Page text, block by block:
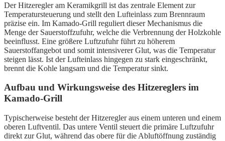
Der Hitzeregler am Keramikgrill ist das zentrale Element zur
Temperatursteuerung und stellt den Lufteinlass zum Brennraum
präzise ein. Im Kamado-Grill reguliert dieser Mechanismus die
Menge der Sauerstoffzufuhr, welche die Verbrennung der Holzkohle
beeinflusst. Eine größere Luftzufuhr führt zu höherem
Sauerstoffangebot und somit intensiverer Glut, was die Temperatur
steigen lässt. Ist der Lufteinlass hingegen zu stark eingeschränkt,
brennt die Kohle langsam und die Temperatur sinkt.
Aufbau und Wirkungsweise des Hitzereglers im
Kamado-Grill
Typischerweise besteht der Hitzeregler aus einem unteren und einem
oberen Luftventil. Das untere Ventil steuert die primäre Luftzufuhr
direkt zur Glut, während das obere für die Abluftöffnung zuständig